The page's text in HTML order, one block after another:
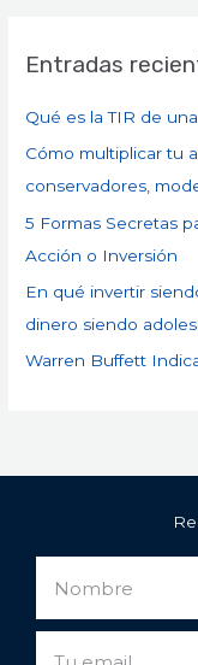
Entradas
Qué es la TIR de
Cómo multiplicar tu
conservadores,
5 Formas Secretas
Acción o Inversión
En qué invertir
dinero siendo
Warren Buffett